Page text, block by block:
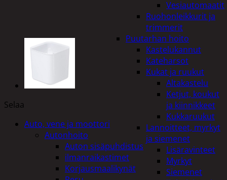
Vesiautomaatit
Ruohonleikkurit ja
trimmerit
Puutarhan hoito
Kastelukannut
Kateharsot
Kukat ja ruukut
Altakastelu
Ketjut, koukut
ja kiinnikkeet
Kukkaruukut
Lannoitteet, myrkyt
ja siemenet
Lisäravinteet
Myrkyt
Siemenet
Selaa
Auto, vene ja moottori
Autonhoito
Auton sisäpuhdistus
ilmanraikastimet
Korjausmaalikynät